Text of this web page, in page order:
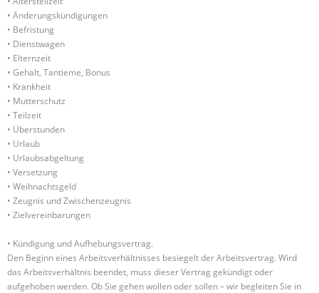
• Änderungskündigungen
• Befristung
• Dienstwagen
• Elternzeit
• Gehalt, Tantieme, Bonus
• Krankheit
• Mutterschutz
• Teilzeit
• Überstunden
• Urlaub
• Urlaubsabgeltung
• Versetzung
• Weihnachtsgeld
• Zeugnis und Zwischenzeugnis
• Zielvereinbarungen
• Kündigung und Aufhebungsvertrag.
Den Beginn eines Arbeitsverhältnisses besiegelt der Arbeitsvertrag. Wird
das Arbeitsverhältnis beendet, muss dieser Vertrag gekündigt oder
aufgehoben werden. Ob Sie gehen wollen oder sollen – wir begleiten Sie in